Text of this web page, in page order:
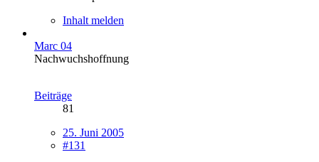
Inhalt melden
Marc 04
Nachwuchshoffnung
Beiträge
81
25. Juni 2005
#131